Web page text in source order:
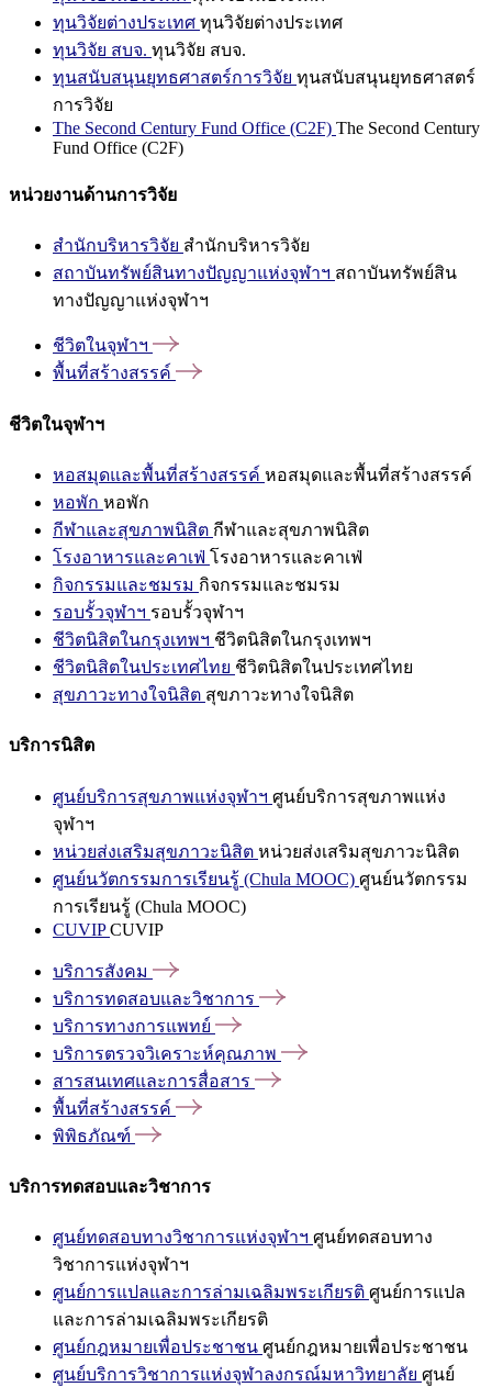
ทุนวิจัยต่างประเทศ ทุนวิจัยต่างประเทศ
ทุนวิจัย สบจ. ทุนวิจัย สบจ.
ทุนสนับสนุนยุทธศาสตร์การวิจัย ทุนสนับสนุนยุทธศาสตร์
การวิจัย
The Second Century Fund Office (C2F) The Second Century
Fund Office (C2F)
หน่วยงานด้านการวิจัย
สำนักบริหารวิจัย สำนักบริหารวิจัย
สถาบันทรัพย์สินทางปัญญาแห่งจุฬาฯ สถาบันทรัพย์สิน
ทางปัญญาแห่งจุฬาฯ
ชีวิตในจุฬาฯ
พื้นที่สร้างสรรค์
ชีวิตในจุฬาฯ
หอสมุดและพื้นที่สร้างสรรค์ หอสมุดและพื้นที่สร้างสรรค์
หอพัก หอพัก
กีฬาและสุขภาพนิสิต กีฬาและสุขภาพนิสิต
โรงอาหารและคาเฟ่ โรงอาหารและคาเฟ่
กิจกรรมและชมรม กิจกรรมและชมรม
รอบรั้วจุฬาฯ รอบรั้วจุฬาฯ
ชีวิตนิสิตในกรุงเทพฯ ชีวิตนิสิตในกรุงเทพฯ
ชีวิตนิสิตในประเทศไทย ชีวิตนิสิตในประเทศไทย
สุขภาวะทางใจนิสิต สุขภาวะทางใจนิสิต
บริการนิสิต
ศูนย์บริการสุขภาพแห่งจุฬาฯ ศูนย์บริการสุขภาพแห่ง
จุฬาฯ
หน่วยส่งเสริมสุขภาวะนิสิต หน่วยส่งเสริมสุขภาวะนิสิต
ศูนย์นวัตกรรมการเรียนรู้ (Chula MOOC) ศูนย์นวัตกรรม
การเรียนรู้ (Chula MOOC)
CUVIPCUVIP
บริการสังคม
บริการทดสอบและวิชาการ
บริการทางการแพทย์
บริการตรวจวิเคราะห์คุณภาพ
สารสนเทศและการสื่อสาร
พื้นที่สร้างสรรค์
พิพิธภัณฑ์
บริการทดสอบและวิชาการ
ศูนย์ทดสอบทางวิชาการแห่งจุฬาฯ ศูนย์ทดสอบทาง
วิชาการแห่งจุฬาฯ
ศูนย์การแปลและการล่ามเฉลิมพระเกียรติ ศูนย์การแปล
และการล่ามเฉลิมพระเกียรติ
ศูนย์กฎหมายเพื่อประชาชน ศูนย์กฎหมายเพื่อประชาชน
ศูนย์บริการวิชาการแห่งจุฬาลงกรณ์มหาวิทยาลัย ศูนย์